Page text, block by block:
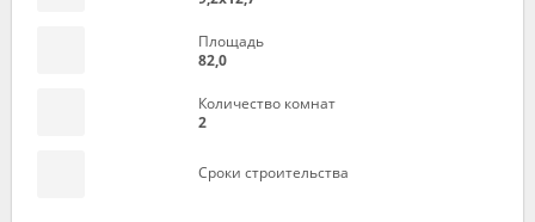
Площадь
82,0
Количество комнат
2
Сроки строительства